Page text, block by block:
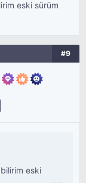
eski sürüm
#9
eski